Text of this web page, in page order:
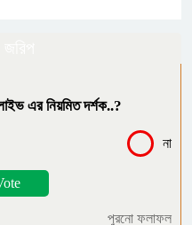
কৃষি প্রণোদনা বিতরণ
ও সরকারি কাজে বাধা, যুবলীগ
এর নিয়মিত দর্শক..?
না
পুরনো ফলাফল